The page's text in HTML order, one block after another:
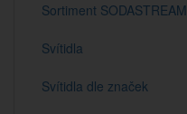
Sortiment SODASTREAM
Svítidla
Svítidla dle značek